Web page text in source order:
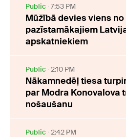
Public 7:53 PM
Mūžībā devies viens no
pazīstamākajiem
apskatniekiem
Public 2:10 PM
Nākamnedēļ tiesa
par Modra Konovalova
nošaušanu
Public 2:42 PM